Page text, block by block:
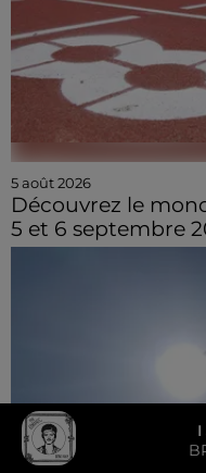
5 août 2026
Découvrez le
5 et 6 septembre